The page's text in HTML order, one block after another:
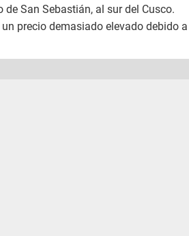
San Sebastián, al sur del Cusco.
precio demasiado elevado debido a